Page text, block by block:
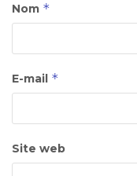
Nom *
E-mail *
Site web